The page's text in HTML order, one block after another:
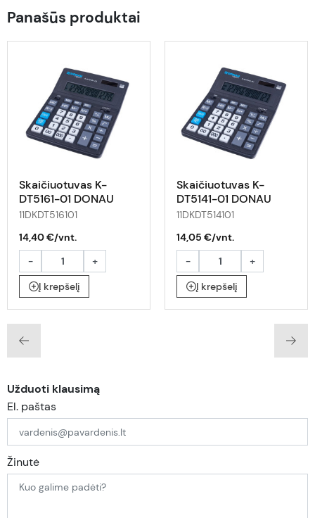
Panašūs produktai
Skaičiuotuvas K-
DT5161-01 DONAU
11DKDT516101
14,40 €/vnt.
-
+
Į krepšelį
Skaičiuotuvas K-
DT5141-01 DONAU
11DKDT514101
14,05 €/vnt.
-
+
Į krepšelį
Užduoti klausimą
El. paštas
Žinutė